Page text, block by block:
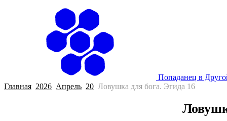
Попаданец в
Главная 2026 Апрель 20 Ловушка для бога. Эгида 16